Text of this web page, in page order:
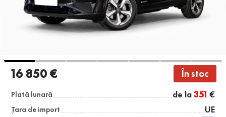
16 850 € În stoc
Plată lunară de la351 €
Țara de import UE